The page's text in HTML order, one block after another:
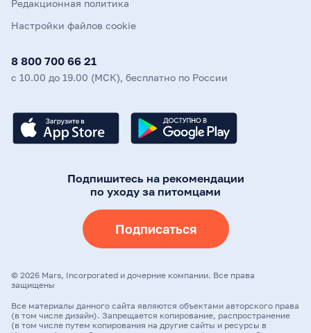
Редакционная политика
Настройки файлов cookie
8 800 700 66 21
с 10.00 до 19.00 (МСК), бесплатно по России
Подпишитесь на рекомендации
по уходу за питомцами
Подписаться
© 2026 Mars, Incorporated и дочерние компании. Все права
защищены
Все материалы данного сайта являются объектами авторского права
(в том числе дизайн). Запрещается копирование, распространение
(в том числе путем копирования на другие сайты и ресурсы в